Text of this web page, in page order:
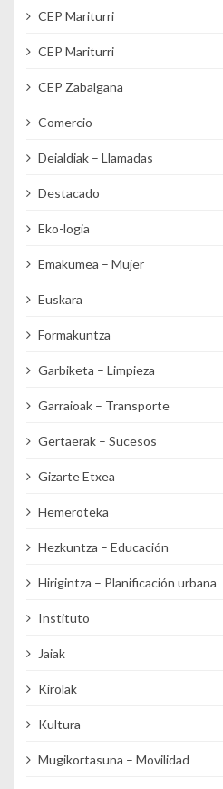
CEP Mariturri
CEP Mariturri
CEP Zabalgana
Comercio
Deialdiak – Llamadas
Destacado
Eko-logia
Emakumea – Mujer
Euskara
Formakuntza
Garbiketa – Limpieza
Garraioak – Transporte
Gertaerak – Sucesos
Gizarte Etxea
Hemeroteka
Hezkuntza – Educación
Hirigintza – Planificación urbana
Instituto
Jaiak
Kirolak
Kultura
Mugikortasuna – Movilidad